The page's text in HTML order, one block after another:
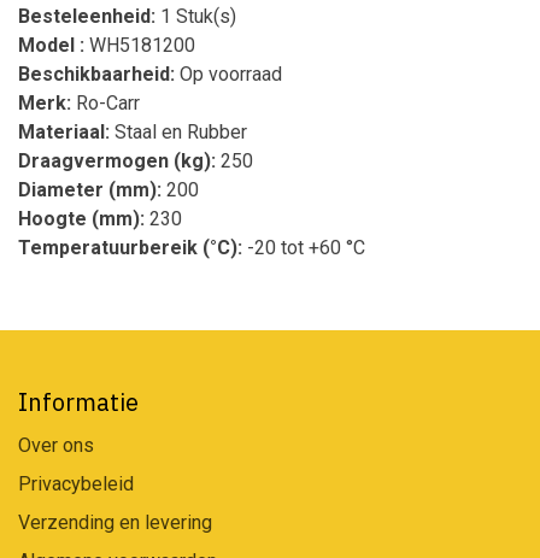
Besteleenheid: 1 Stuk(s)
Model : WH5181200
Beschikbaarheid: Op voorraad
Merk: Ro-Carr
Materiaal: Staal en Rubber
Draagvermogen (kg): 250
Diameter (mm): 200
Hoogte (mm): 230
Temperatuurbereik (°C): -20 tot +60 °C
Informatie
Over ons
Privacybeleid
Verzending en levering